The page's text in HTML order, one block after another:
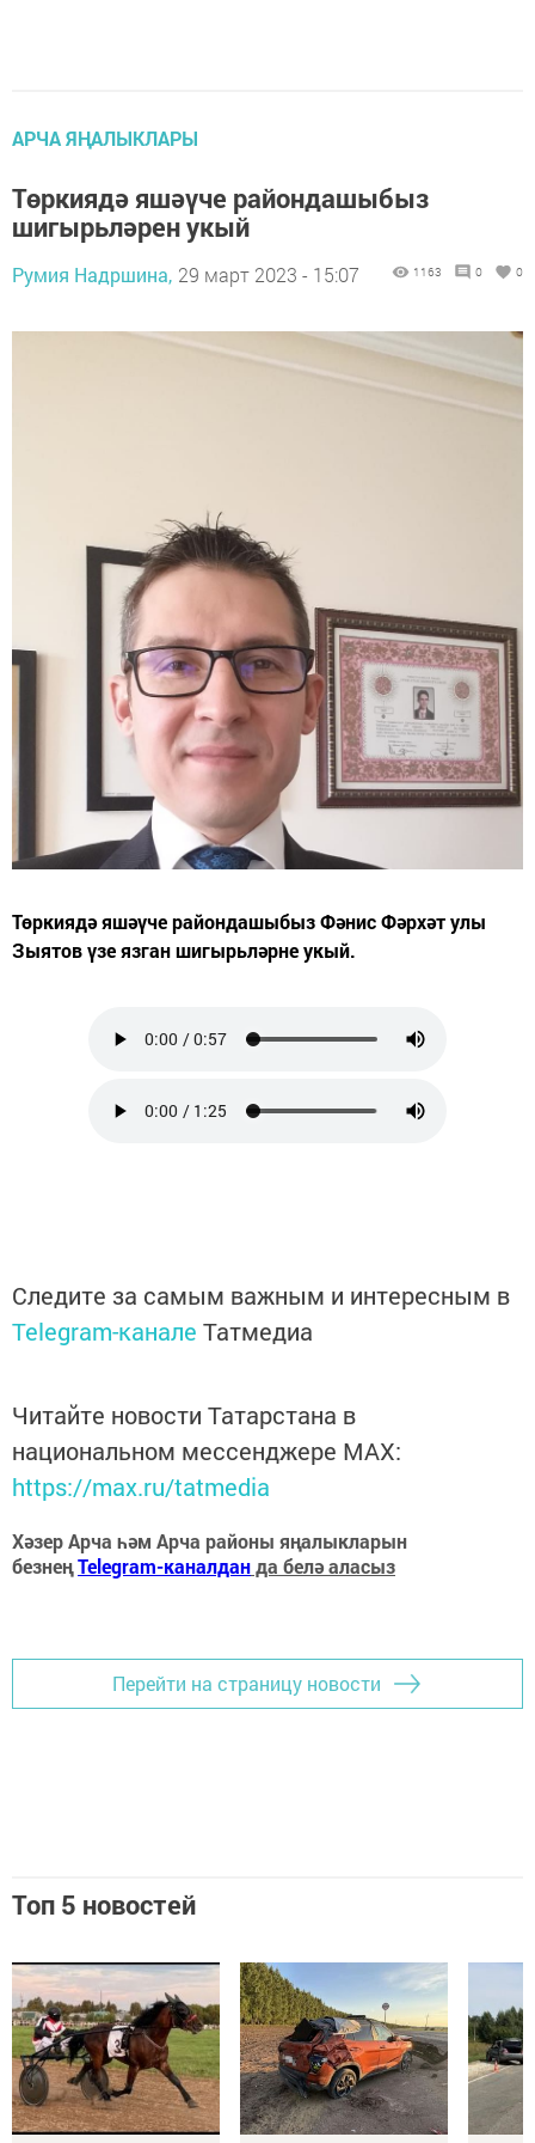
АРЧА ЯҢАЛЫКЛАРЫ
Төркиядә яшәүче райондашыбыз
шигырьләрен укый
Румия Надршина, 29 март 2023 - 15:07 1163 0 0
Төркиядә яшәүче райондашыбыз Фәнис Фәрхәт улы
Зыятов үзе язган шигырьләрне укый.
Следите за самым важным и интересным в
Telegram-канале Татмедиа
Читайте новости Татарстана в
национальном мессенджере MАХ:
https://max.ru/tatmedia
Хәзер Арча һәм Арча районы яңалыкларын
безнеңTelegram-каналданда белә аласыз
Перейти на страницу новости
Топ 5 новостей